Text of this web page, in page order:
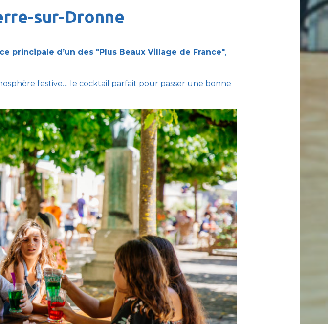
sur-Dronne
principale d’un des "Plus Beaux Village de France",
festive… le cocktail parfait pour passer une bonne